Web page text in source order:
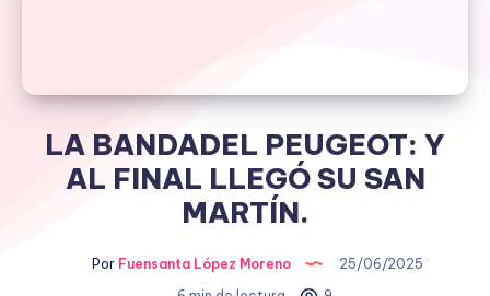
LA BANDADEL PEUGEOT: Y
AL FINAL LLEGÓ SU SAN
MARTÍN.
Por Fuensanta López Moreno
25/06/2025